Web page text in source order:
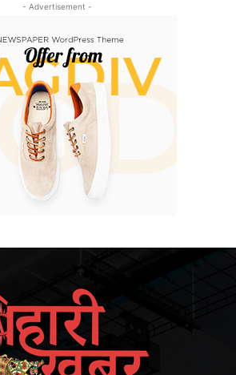
- Advertisement -